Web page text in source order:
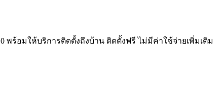
ร้อมให้บริการติดตั้งถึงบ้าน ติดตั้งฟรี ไม่มีค่าใช้จ่ายเพิ่มเติม